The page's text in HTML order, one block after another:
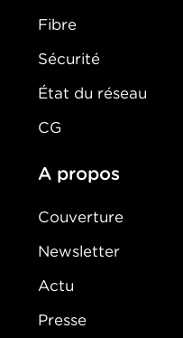
Fibre
Sécurité
État du réseau
CG
A propos
Couverture
Newsletter
Actu
Presse